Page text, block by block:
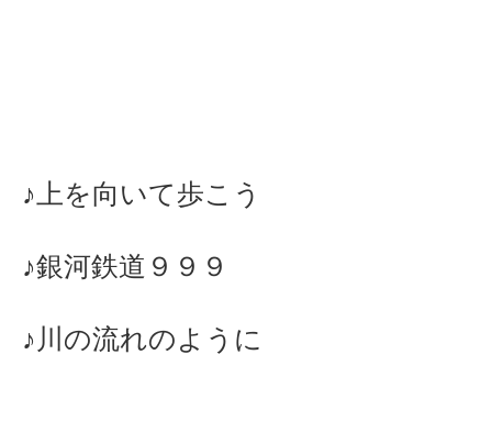
♪上を向いて歩こう
♪銀河鉄道９９９
♪川の流れのように